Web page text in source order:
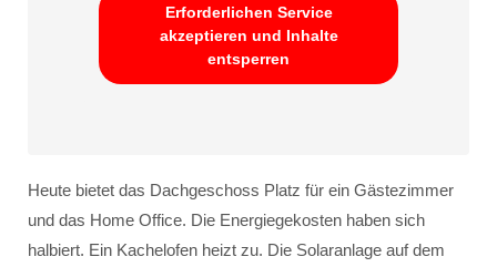
Erforderlichen Service
akzeptieren und Inhalte
entsperren
Heute bietet das Dachgeschoss Platz für ein Gästezimmer
und das Home Office. Die Energiegekosten haben sich
halbiert. Ein Kachelofen heizt zu. Die Solaranlage auf dem